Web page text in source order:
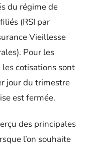
du régime de
(RSI par
Vieillesse
Pour les
cotisations sont
jour du trimestre
est fermée.
des principales
l’on souhaite